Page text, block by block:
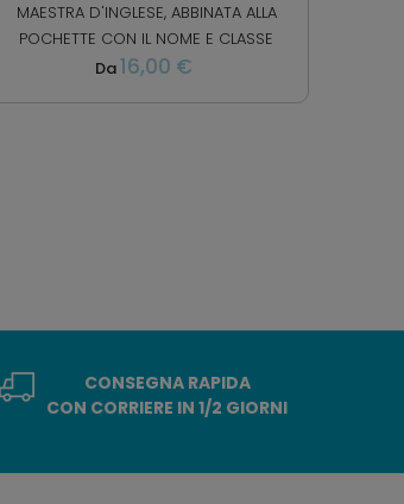
MAESTRA D'INGLESE, ABBINATA ALLA
POCHETTE CON IL NOME E CLASSE
Da16,00 €
CONSEGNA RAPIDA
CON CORRIERE IN 1/2 GIORNI